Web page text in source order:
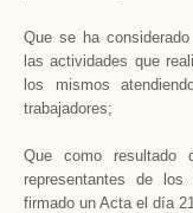
Que se ha
las actividades que
los mismos
trabajadores;
Que como resultado
representantes de
firmado un Acta el día